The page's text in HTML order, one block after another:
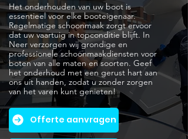
Het onderhouden van uw boot is
essentieel voor elke booteigenaar.
Regelmatige schoonmaak zorgt ervoor
dat uw vaartuig in topconditie blijft. In
Neer verzorgen wij grondige en
professionele schoonmaakdiensten voor
boten van alle maten en soorten. Geef
het onderhoud met een gerust hart aan
ons uit handen, zodat u zonder zorgen
van het varen kunt genieten!
Offerte aanvragen